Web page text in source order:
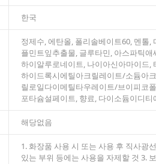
한국
정제수, 에탄올, 폴리솔베이트60, 멘톨
플민트잎추출물, 글루타민, 아스파틱
하이알루로네이트, 나이아신아마이드,
하이드록시에틸아크릴레이트/소듐아
릴로일다이메틸타우레이트/브이피코
포타슘설페이트, 향료, 다이소듐이디티
해당없음
1. 화장품 사용 시 또는 사용 후 직사광
있는 부위 등에는 사용을 자제할 것 3.